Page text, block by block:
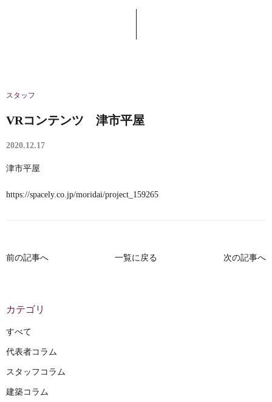
スタッフ
VRコンテンツ 津市平屋
2020.12.17
津市平屋
https://spacely.co.jp/moridai/project_159265
前の記事へ 一覧に戻る 次の記事へ
カテゴリ
すべて
代表者コラム
スタッフコラム
建築コラム